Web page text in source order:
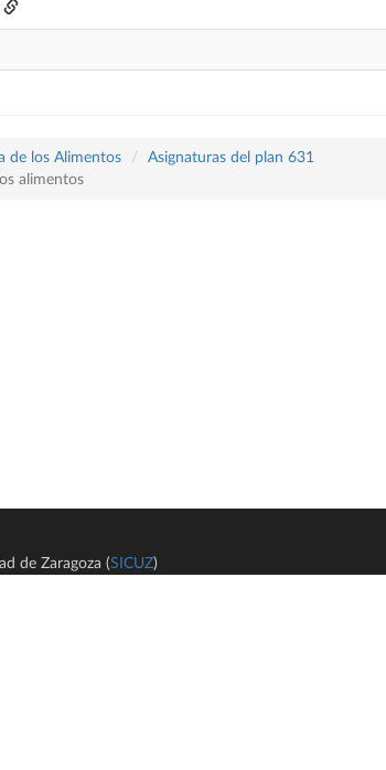
de los Alimentos
Asignaturas del plan 631
alimentos
de Zaragoza (SICUZ)